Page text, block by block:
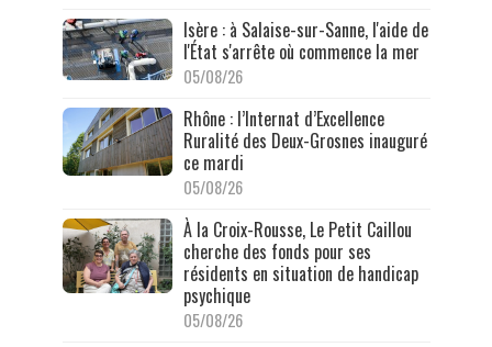
Isère : à Salaise-sur-Sanne, l'aide de
l'État s'arrête où commence la mer
05/08/26
Rhône : l’Internat d’Excellence
Ruralité des Deux-Grosnes inauguré
ce mardi
05/08/26
À la Croix-Rousse, Le Petit Caillou
cherche des fonds pour ses
résidents en situation de handicap
psychique
05/08/26